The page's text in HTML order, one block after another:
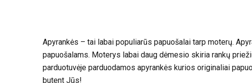
Apyrankės – tai labai populiarūs papuošalai tarp moterų.
papuošalams. Moterys labai daug dėmesio skiria rankų
parduotuvėje parduodamos apyrankės kurios originaliai
butent Jūs!